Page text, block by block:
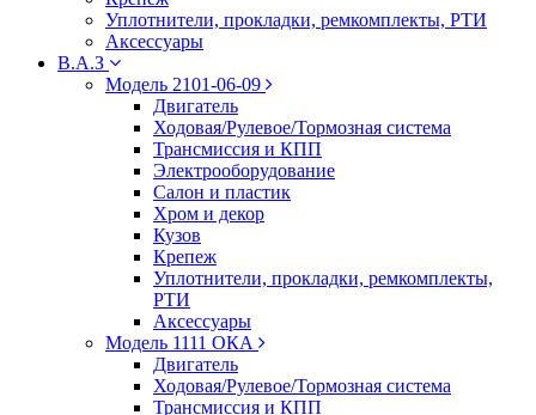
Уплотнители, прокладки, ремкомплекты, РТИ
Аксессуары
В.А.З
Модель 2101-06-09
Двигатель
Ходовая/Рулевое/Тормозная система
Трансмиссия и КПП
Электрооборудование
Салон и пластик
Хром и декор
Кузов
Крепеж
Уплотнители, прокладки, ремкомплекты,
РТИ
Аксессуары
Модель 1111 ОКА
Двигатель
Ходовая/Рулевое/Тормозная система
Трансмиссия и КПП